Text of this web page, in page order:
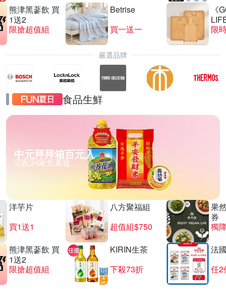
熊津黑蔘飲 買
1送2
限搶超值組
Betrise
買一送一
《
限
嚴選品牌
食品生鮮
中元拜拜箱百元入
宅配到家免重提
洋芋片
買1送1
八方聚福組
超值組$750
果
券
獨
熊津黑蔘飲 買
1送2
限搶超值組
KIRIN生茶
下殺73折
法
任2